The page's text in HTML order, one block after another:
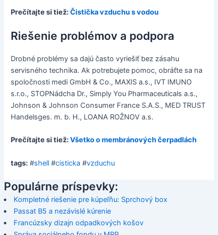
Prečítajte si tiež:Čistička vzduchu s vodou
Riešenie problémov a podpora
Drobné problémy sa dajú často vyriešiť bez zásahu
servisného technika. Ak potrebujete pomoc, obráťte sa na
spoločnosti medi GmbH & Co., MAXIS a.s., IVT IMUNO
s.r.o., STOPNádcha Dr., Simply You Pharmaceuticals a.s.,
Johnson & Johnson Consumer France S.A.S., MED TRUST
Handelsges. m. b. H., LOANA ROŽNOV a.s.
Prečítajte si tiež:Všetko o membránových čerpadlách
tags: #shell #cisticka #vzduchu
Populárne príspevky:
Kompletné riešenie pre kúpeľňu: Sprchový box
Passat B5 a nezávislé kúrenie
Francúzsky dizajn odpadkových košov